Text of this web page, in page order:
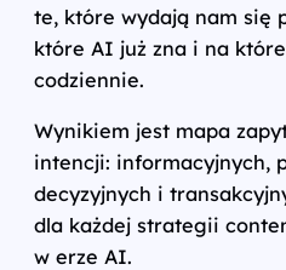
te, które wydają nam się
które AI już zna i na
codziennie.
Wynikiem jest mapa
intencji: informacyjnych,
decyzyjnych i
dla każdej strategii
w erze AI.